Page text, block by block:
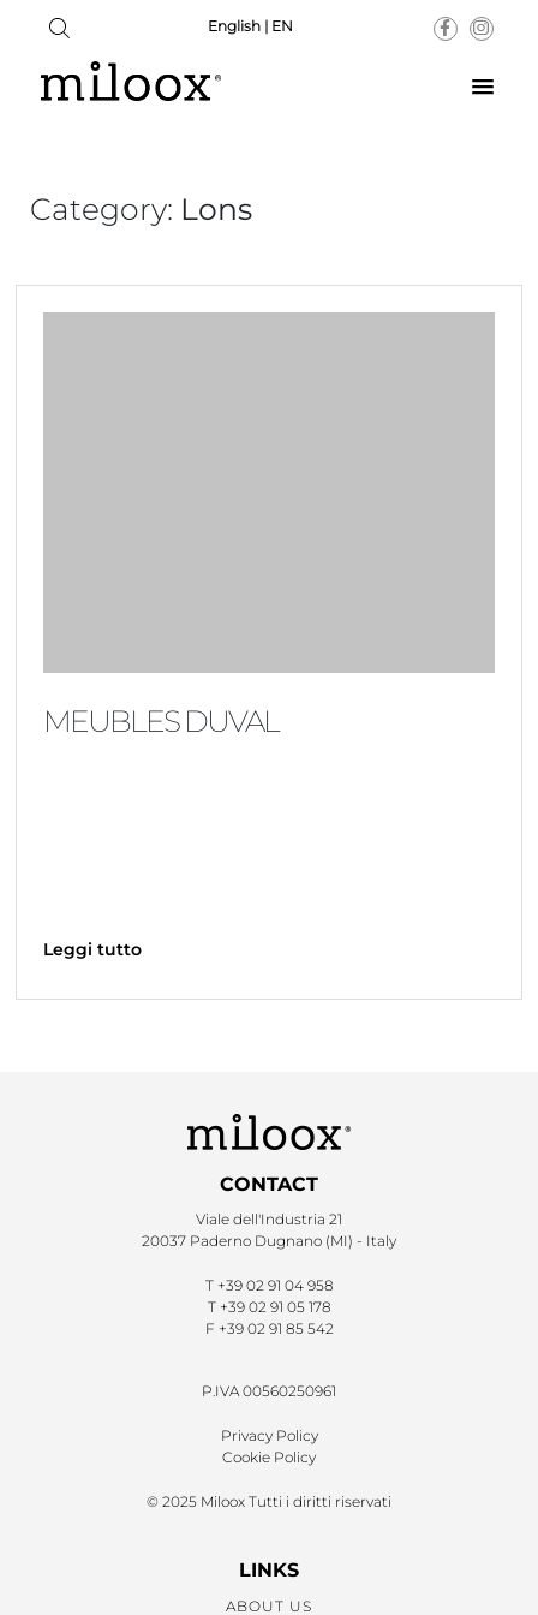
English | EN
Category: Lons
MEUBLES DUVAL
Leggi tutto
CONTACT
Viale dell'Industria 21
20037 Paderno Dugnano (MI) - Italy
T +39 02 91 04 958
T +39 02 91 05 178
F +39 02 91 85 542
P.IVA 00560250961
Privacy Policy
Cookie Policy
© 2025 Miloox Tutti i diritti riservati
LINKS
ABOUT US